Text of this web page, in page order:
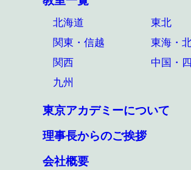
北海道
東北
関東・信越
東海・
関西
中国・
九州
東京アカデミーについて
理事長からのご挨拶
会社概要